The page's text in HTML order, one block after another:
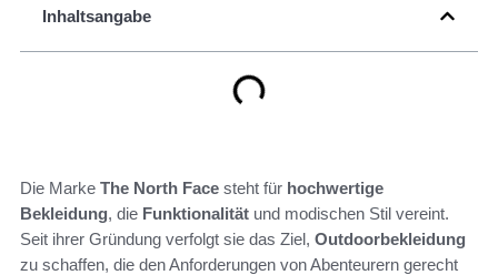
Inhaltsangabe
Die Marke The North Face steht für hochwertige
Bekleidung, die Funktionalität und modischen Stil vereint.
Seit ihrer Gründung verfolgt sie das Ziel, Outdoorbekleidung
zu schaffen, die den Anforderungen von Abenteurern gerecht